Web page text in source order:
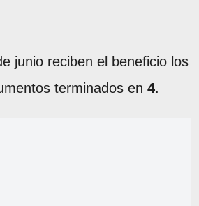
junio reciben el beneficio los
terminados en 4.